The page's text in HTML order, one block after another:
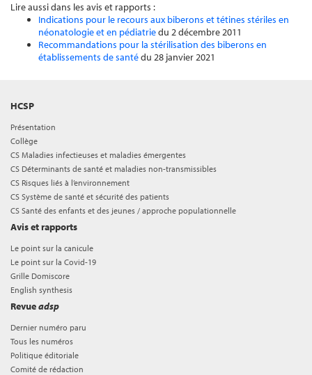
Lire aussi dans les avis et rapports :
Indications pour le recours aux biberons et tétines stériles en
néonatologie et en pédiatriedu 2 décembre 2011
Recommandations pour la stérilisation des biberons en
établissements de santédu 28 janvier 2021
HCSP
Présentation
Collège
CS Maladies infectieuses et maladies émergentes
CS Déterminants de santé et maladies non-transmissibles
CS Risques liés à l’environnement
CS Système de santé et sécurité des patients
CS Santé des enfants et des jeunes / approche populationnelle
Avis et rapports
Le point sur la canicule
Le point sur la Covid-19
Grille Domiscore
English synthesis
Revueadsp
Dernier numéro paru
Tous les numéros
Politique éditoriale
Comité de rédaction